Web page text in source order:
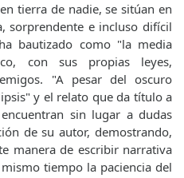
tierra de nadie, se sitúan en
sorprendente e incluso difícil
bautizado como "la media
con sus propias leyes,
"A pesar del oscuro
y el relato que da título a
sin lugar a dudas
de su autor, demostrando,
manera de escribir narrativa
tiempo la paciencia del